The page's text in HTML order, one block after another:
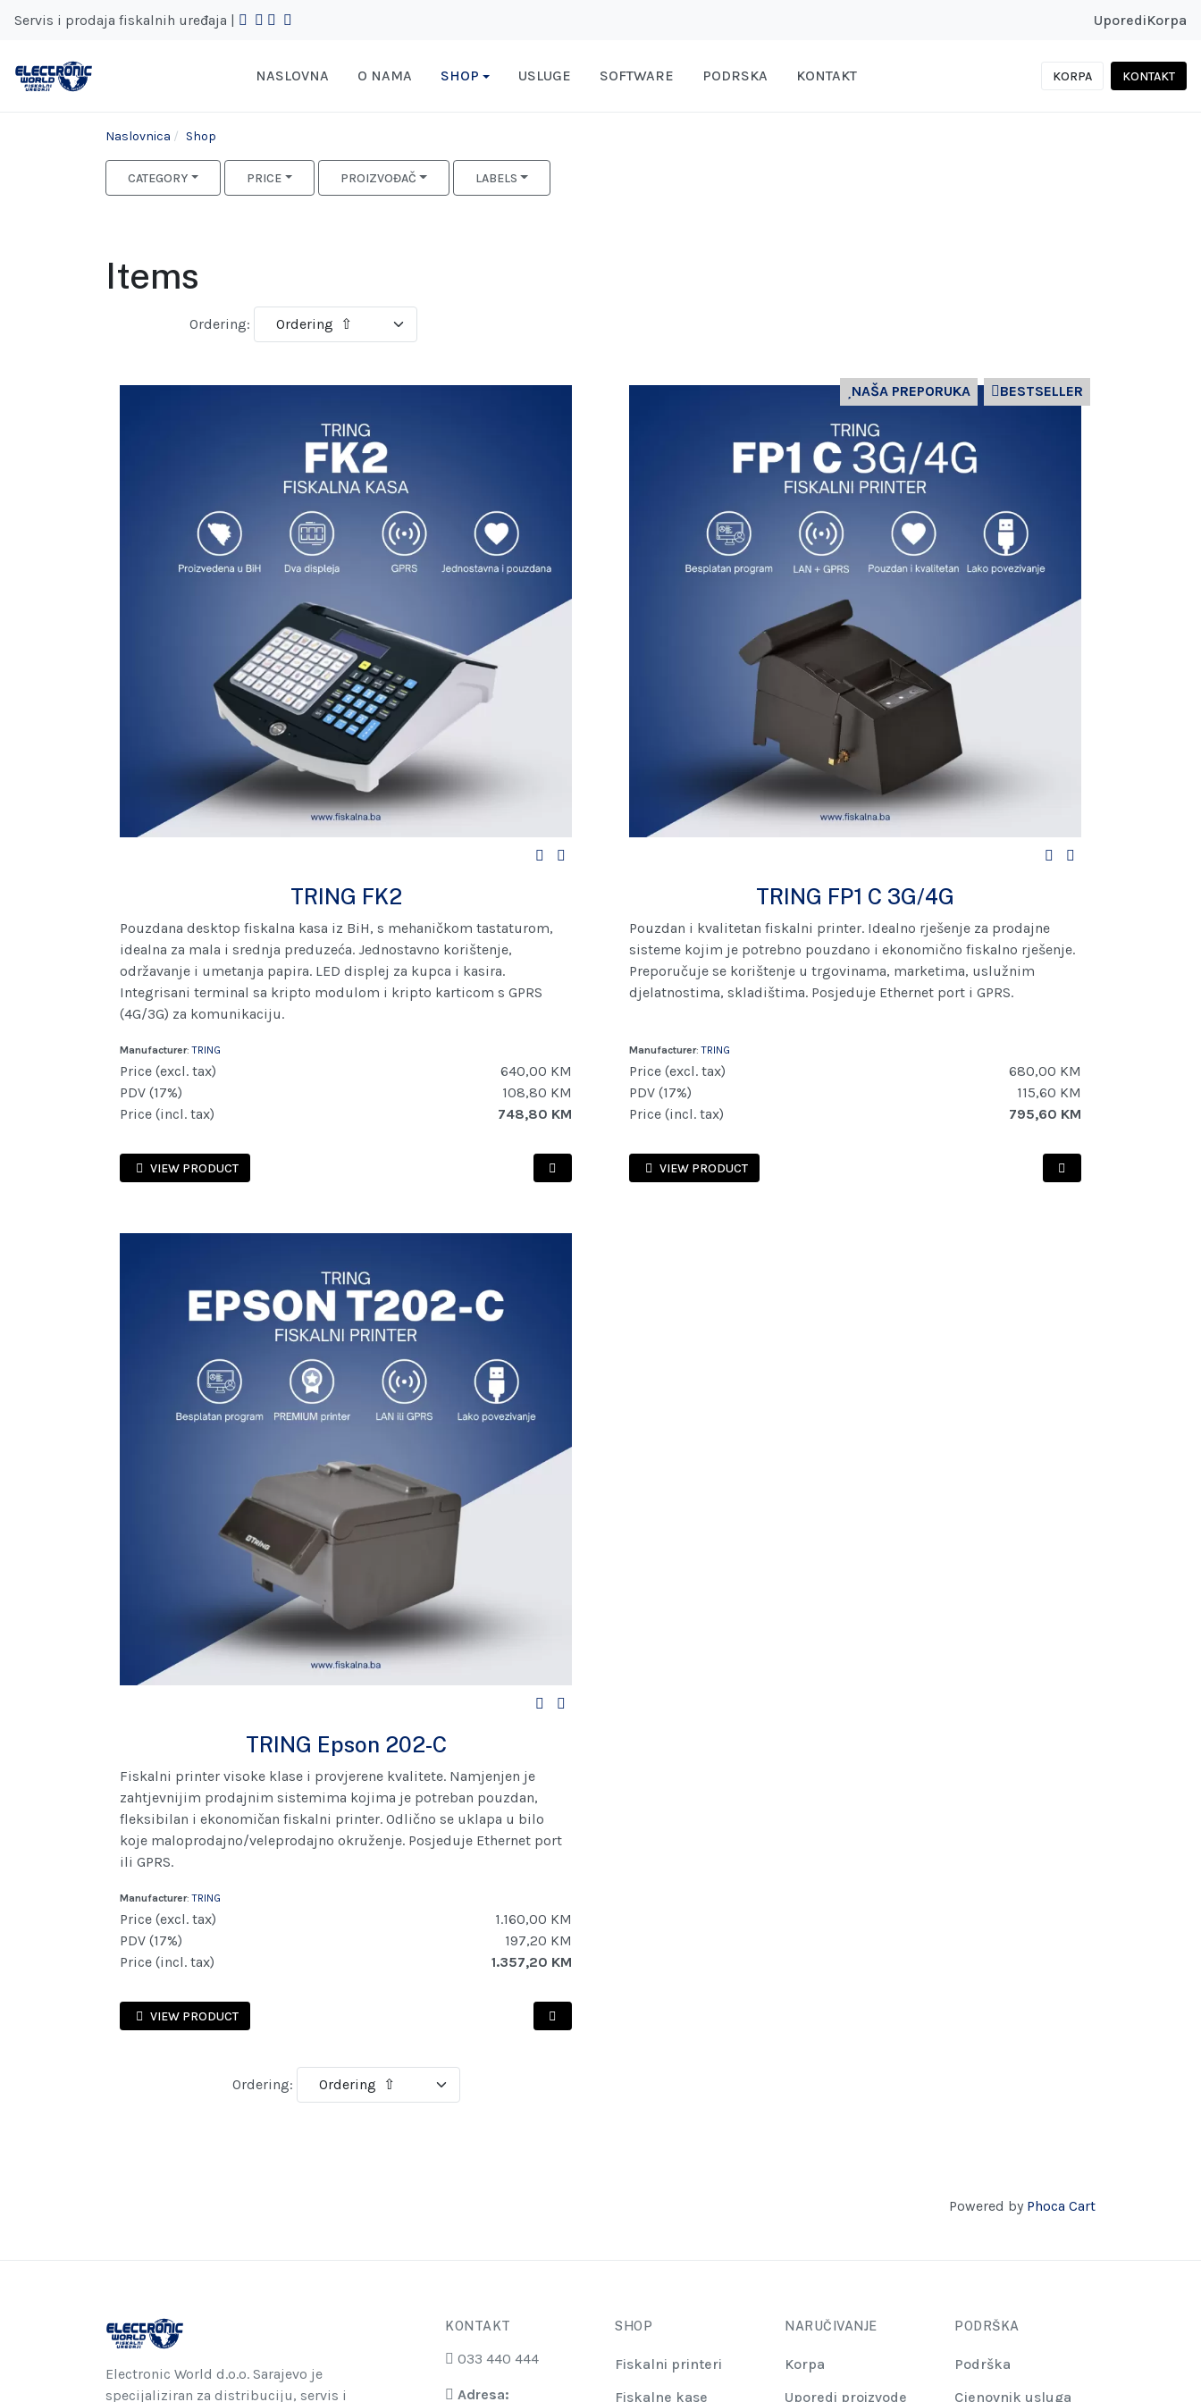
Servis i prodaja fiskalnih uređaja | UporediKorpa
NASLOVNA O NAMA SHOP USLUGE SOFTWARE PODRSKA KONTAKT KORPA KONTAKT
Naslovnica Shop
CATEGORY PRICE PROIZVOĐAČ LABELS
Items
Ordering:
TRING FK2
Pouzdana desktop fiskalna kasa iz BiH, s mehaničkom tastaturom,
idealna za mala i srednja preduzeća. Jednostavno korištenje,
održavanje i umetanja papira. LED displej za kupca i kasira.
Integrisani terminal sa kripto modulom i kripto karticom s GPRS
(4G/3G) za komunikaciju.
Manufacturer:TRING
Price (excl. tax)
640,00 KM
PDV (17%)
108,80 KM
Price (incl. tax)
748,80 KM
VIEW PRODUCT
BESTSELLER
NAŠA PREPORUKA
TRING FP1 C 3G/4G
Pouzdan i kvalitetan fiskalni printer. Idealno rješenje za prodajne
sisteme kojim je potrebno pouzdano i ekonomično fiskalno rješenje.
Preporučuje se korištenje u trgovinama, marketima, uslužnim
djelatnostima, skladištima. Posjeduje Ethernet port i GPRS.
Manufacturer:TRING
Price (excl. tax)
680,00 KM
PDV (17%)
115,60 KM
Price (incl. tax)
795,60 KM
VIEW PRODUCT
TRING Epson 202-C
Fiskalni printer visoke klase i provjerene kvalitete. Namjenjen je
zahtjevnijim prodajnim sistemima kojima je potreban pouzdan,
fleksibilan i ekonomičan fiskalni printer. Odlično se uklapa u bilo
koje maloprodajno/veleprodajno okruženje. Posjeduje Ethernet port
ili GPRS.
Manufacturer:TRING
Price (excl. tax)
1.160,00 KM
PDV (17%)
197,20 KM
Price (incl. tax)
1.357,20 KM
VIEW PRODUCT
Ordering:
Powered by Phoca Cart
Electronic World d.o.o. Sarajevo je
specijaliziran za distribuciju, servis i
KONTAKT
033 440 444
Adresa:
SHOP
Fiskalni printeri
Fiskalne kase
NARUČIVANJE
Korpa
Uporedi proizvode
PODRŠKA
Podrška
Cjenovnik usluga